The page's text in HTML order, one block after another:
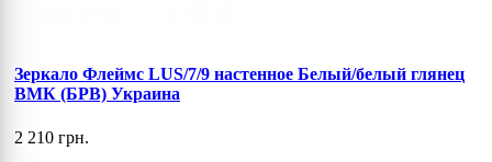
Зеркало Флеймс LUS/7/9 настенное Белый/белый глянец
ВМК (БРВ) Украина
2 210 грн.